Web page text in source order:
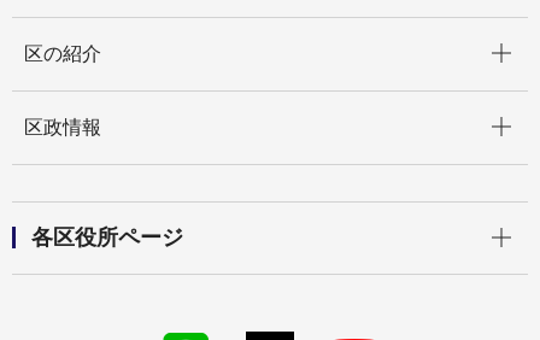
区の紹介
区政情報
各区役所ページ